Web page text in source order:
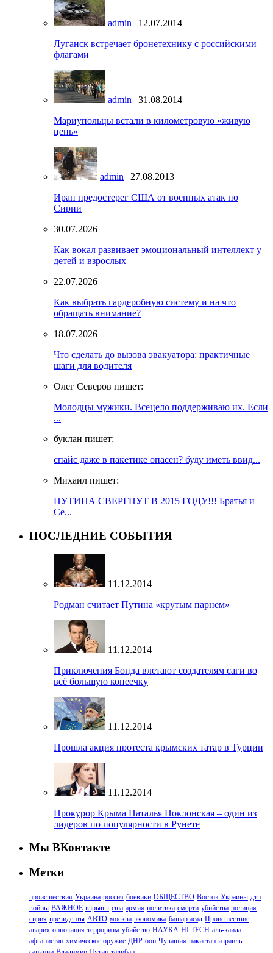
admin | 12.07.2014
Луганск встречает бронетехнику с российскими
флагами
admin | 31.08.2014
Мариупольцы встали в километровую «живую
цепь»
admin | 27.08.2013
Иран предостерег США от военных атак по
Сирии
30.07.2026
Как вокал развивает эмоциональный интеллект у
детей и взрослых
22.07.2026
Как выбрать гардеробную систему и на что
обращать внимание?
18.07.2026
Что сделать до вызова эвакуатора: практичные
шаги для водителя
Олег Северов пишет:
Молодцы мужики. Всецело поддерживаю их. Если
...
буклан пишет:
спайс даже в пакетике опасен? буду иметь ввид...
Михаил пишет:
ПУТИНА СВЕРГНУТ В 2015 ГОДУ!!! Братья и
Се...
ПОСЛЕДНИЕ СОБЫТИЯ
11.12.2014
Родман считает Путина «крутым парнем»
11.12.2014
Приключения Бонда влетают создателям саги во
всё большую копеечку
11.12.2014
Прошла акция протеста крымских татар в Турции
11.12.2014
Прокурор Крыма Наталья Поклонская – один из
лидеров по популярности в Рунете
Мы ВКонтакте
Метки
происшествия Украина россия боевики ОБЩЕСТВО Восток Украины дтп
войны ВАЖНОЕ взрывы сша армия политика смерти убийства полиция
сирия президенты АВТО москва экономика башар асад Происшествие
авария оппозиция терроризм убийство НАУКА HI TECH аль-каида
афганистан химическое оружие ДНР оон Чувашия пакистан израиль